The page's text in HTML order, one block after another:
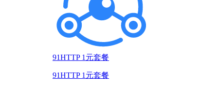
91HTTP 1元套餐
91HTTP 1元套餐